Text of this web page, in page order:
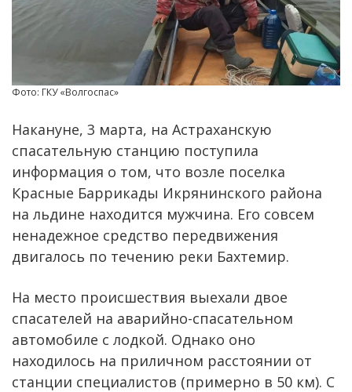
Фото: ГКУ «Волгоспас»
Накануне, 3 марта, на Астраханскую
спасательную станцию поступила
информация о том, что возле поселка
Красные Баррикады Икрянинского района
на льдине находится мужчина. Его совсем
ненадежное средство передвижения
двигалось по течению реки Бахтемир.
На место происшествия выехали двое
спасателей на аварийно-спасательном
автомобиле с лодкой. Однако оно
находилось на приличном расстоянии от
станции специалистов (примерно в 50 км). С